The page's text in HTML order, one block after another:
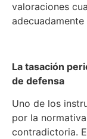
valoraciones
La tasación
de defensa
Uno de los
por la
contradictoria.